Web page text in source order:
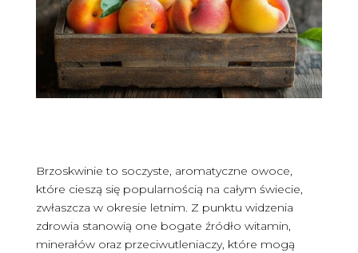
Brzoskwinie to soczyste, aromatyczne owoce,
które cieszą się popularnością na całym świecie,
zwłaszcza w okresie letnim. Z punktu widzenia
zdrowia stanowią one bogate źródło witamin,
minerałów oraz przeciwutleniaczy, które mogą